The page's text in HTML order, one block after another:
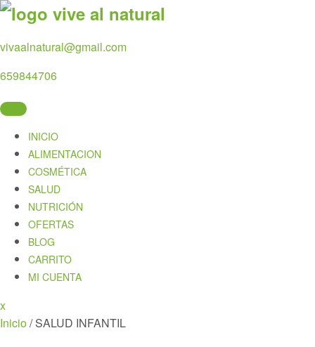
Skip
content
vivaalnatural@gmail.com
659844706
INICIO
ALIMENTACION
COSMÉTICA
SALUD
NUTRICIÓN
OFERTAS
BLOG
CARRITO
MI CUENTA
xClose
Menu
Inicio/ SALUD INFANTIL